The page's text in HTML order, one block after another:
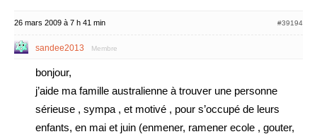
26 mars 2009 à 7 h 41 min #39194
sandee2013 Membre
bonjour,
j’aide ma famille australienne à trouver une personne
sérieuse , sympa , et motivé , pour s’occupé de leurs
enfants, en mai et juin (enmener, ramener ecole , gouter,